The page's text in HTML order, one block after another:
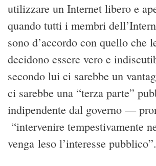
utilizzare un Internet libero e
quando tutti i membri
sono d’accordo con quello che
decidono essere vero e
secondo lui ci sarebbe un
ci sarebbe una “terza parte”
indipendente dal governo —
“intervenire tempestivamente
venga leso l’interesse pubblico”.